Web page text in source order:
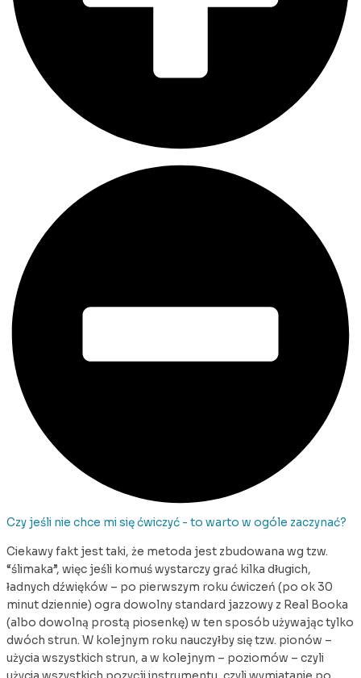
Czy jeśli nie chce mi się ćwiczyć - to warto w ogóle zaczynać?
Ciekawy fakt jest taki, że metoda jest zbudowana wg tzw.
“ślimaka”, więc jeśli komuś wystarczy grać kilka długich,
ładnych dźwięków – po pierwszym roku ćwiczeń (po ok 30
minut dziennie) ogra dowolny standard jazzowy z Real Booka
(albo dowolną prostą piosenkę) w ten sposób używając tylko
dwóch strun. W kolejnym roku nauczyłby się tzw. pionów –
użycia wszystkich strun, a w kolejnym – poziomów – czyli